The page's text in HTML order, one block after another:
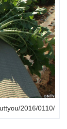
2016/0110/